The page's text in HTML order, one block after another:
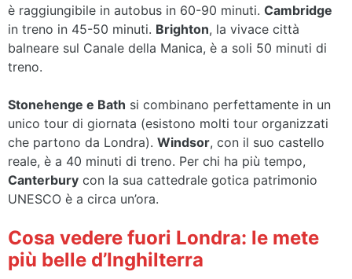
è raggiungibile in autobus in 60-90 minuti. Cambridge
in treno in 45-50 minuti. Brighton, la vivace città
balneare sul Canale della Manica, è a soli 50 minuti di
treno.
Stonehenge e Bath si combinano perfettamente in un
unico tour di giornata (esistono molti tour organizzati
che partono da Londra). Windsor, con il suo castello
reale, è a 40 minuti di treno. Per chi ha più tempo,
Canterbury con la sua cattedrale gotica patrimonio
UNESCO è a circa un’ora.
Cosa vedere fuori Londra: le mete
più belle d’Inghilterra